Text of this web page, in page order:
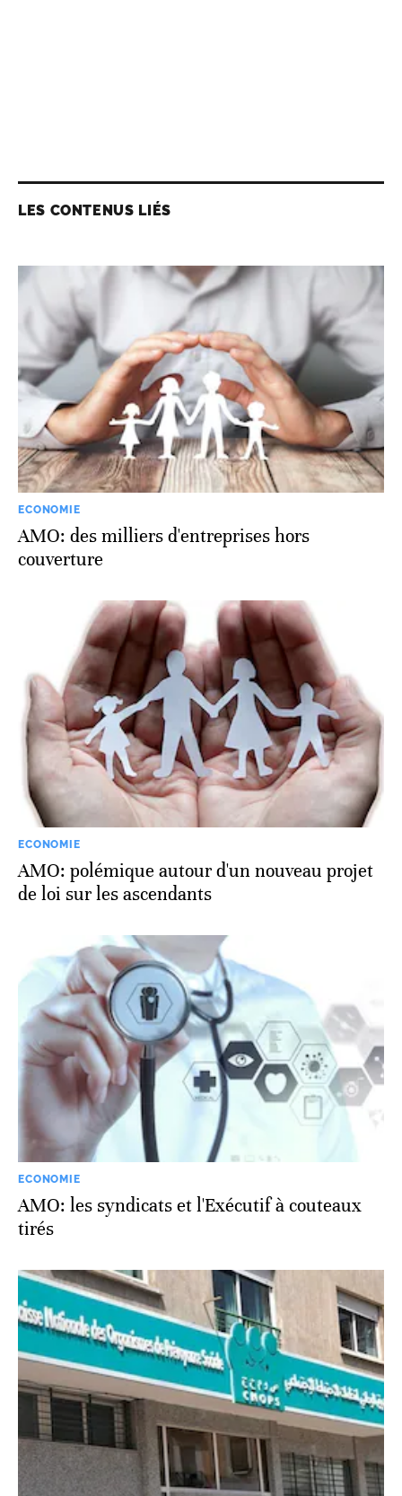
LES CONTENUS LIÉS
ECONOMIE
AMO: des milliers d'entreprises hors
couverture
ECONOMIE
AMO: polémique autour d'un nouveau projet
de loi sur les ascendants
ECONOMIE
AMO: les syndicats et l'Exécutif à couteaux
tirés